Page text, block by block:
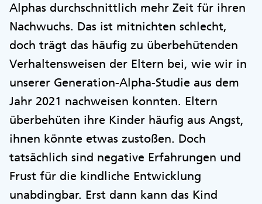
Alphas durchschnittlich mehr Zeit für ihren
Nachwuchs. Das ist mitnichten schlecht,
doch trägt das häufig zu überbehütenden
Verhaltensweisen der Eltern bei, wie wir in
unserer Generation-Alpha-Studie aus dem
Jahr 2021 nachweisen konnten. Eltern
überbehüten ihre Kinder häufig aus Angst,
ihnen könnte etwas zustoßen. Doch
tatsächlich sind negative Erfahrungen und
Frust für die kindliche Entwicklung
unabdingbar. Erst dann kann das Kind